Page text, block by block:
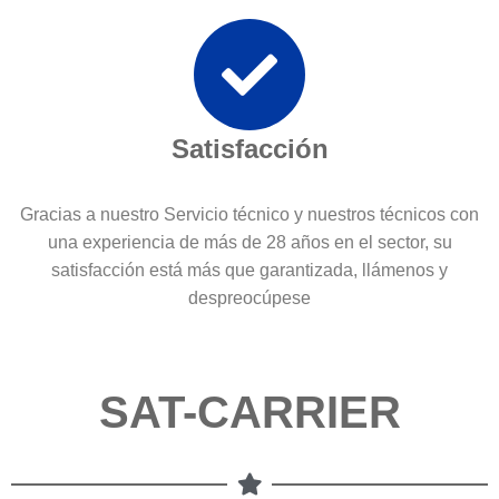
Satisfacción
Gracias a nuestro Servicio técnico y nuestros técnicos con
una experiencia de más de 28 años en el sector, su
satisfacción está más que garantizada, llámenos y
despreocúpese
SAT-CARRIER